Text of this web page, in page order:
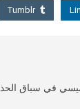
Tumblr
في سباق